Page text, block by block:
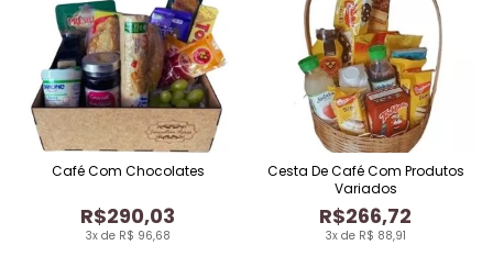
3x de R$ 96,68
R$290,03
Café Com Chocolates
3x de R$ 88,91
R$266,72
Cesta De Café Com Produtos
Variados